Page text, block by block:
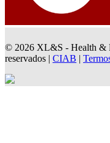
© 2026 XL&S - Health &
reservados | CIAB |